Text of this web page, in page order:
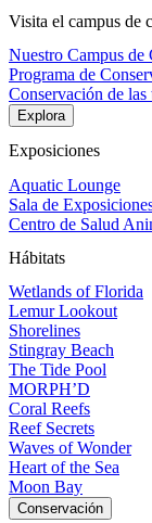
Visita el campus de
Nuestro Campus de
Programa de
Conservación de las
Explora
Exposiciones
Aquatic Lounge
Sala de
Centro de Salud
Hábitats
Wetlands of Florida
Lemur Lookout
Shorelines
Stingray Beach
The Tide Pool
MORPH’D
Coral Reefs
Reef Secrets
Waves of Wonder
Heart of the Sea
Moon Bay
Conservación